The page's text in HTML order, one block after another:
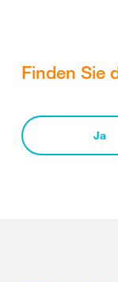
Finden Sie
Ja